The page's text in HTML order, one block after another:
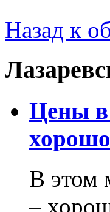
Назад к
Цены в
В этом
–